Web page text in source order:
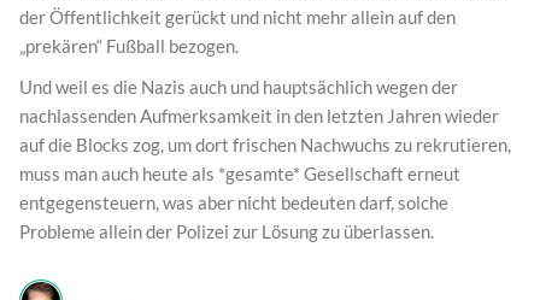
der Öffentlichkeit gerückt und nicht mehr allein auf den
„prekären“ Fußball bezogen.
Und weil es die Nazis auch und hauptsächlich wegen der
nachlassenden Aufmerksamkeit in den letzten Jahren wieder
auf die Blocks zog, um dort frischen Nachwuchs zu rekrutieren,
muss man auch heute als *gesamte* Gesellschaft erneut
entgegensteuern, was aber nicht bedeuten darf, solche
Probleme allein der Polizei zur Lösung zu überlassen.